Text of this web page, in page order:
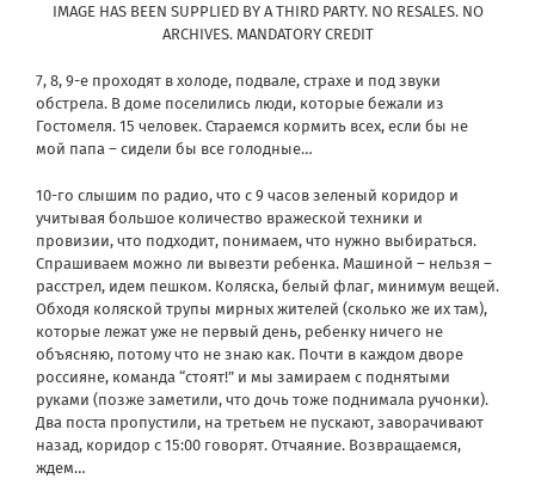
IMAGE HAS BEEN SUPPLIED BY A THIRD PARTY. NO RESALES. NO
ARCHIVES. MANDATORY CREDIT
7, 8, 9-е проходят в холоде, подвале, страхе и под звуки
обстрела. В доме поселились люди, которые бежали из
Гостомеля. 15 человек. Стараемся кормить всех, если бы не
мой папа – сидели бы все голодные…
10-го слышим по радио, что с 9 часов зеленый коридор и
учитывая большое количество вражеской техники и
провизии, что подходит, понимаем, что нужно выбираться.
Спрашиваем можно ли вывезти ребенка. Машиной – нельзя –
расстрел, идем пешком. Коляска, белый флаг, минимум вещей.
Обходя коляской трупы мирных жителей (сколько же их там),
которые лежат уже не первый день, ребенку ничего не
объясняю, потому что не знаю как. Почти в каждом дворе
россияне, команда “стоят!” и мы замираем с поднятыми
руками (позже заметили, что дочь тоже поднимала ручонки).
Два поста пропустили, на третьем не пускают, заворачивают
назад, коридор с 15:00 говорят. Отчаяние. Возвращаемся,
ждем…